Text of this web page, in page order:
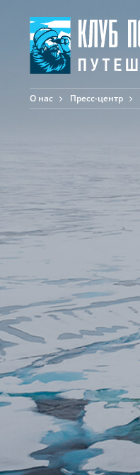
О нас Пресс-центр